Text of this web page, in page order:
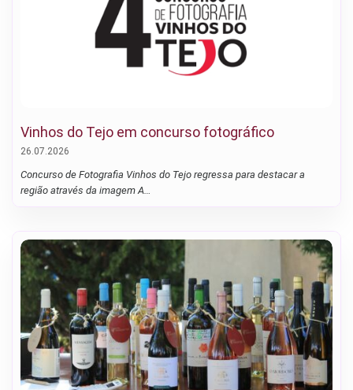
Vinhos do Tejo em concurso fotográfico
26.07.2026
Concurso de Fotografia Vinhos do Tejo regressa para destacar a
região através da imagem A…